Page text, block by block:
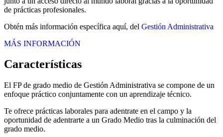
de prácticas profesionales.
Obtén más información específica aquí, del Gestión Administrativa
MÁS INFORMACIÓN
Características
El FP de grado medio de Gestión Administrativa se compone de un
enfoque práctico conjuntamente con un aprendizaje técnico.
Te ofrece prácticas laborales para adentrate en el campo y la
oportunidad de adentrarte a un Grado Medio tras la culminación del
grado medio.